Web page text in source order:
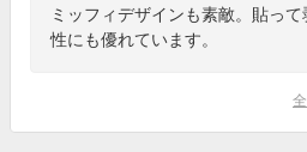
ミッフィデザインも素敵。貼っ
性にも優れています。